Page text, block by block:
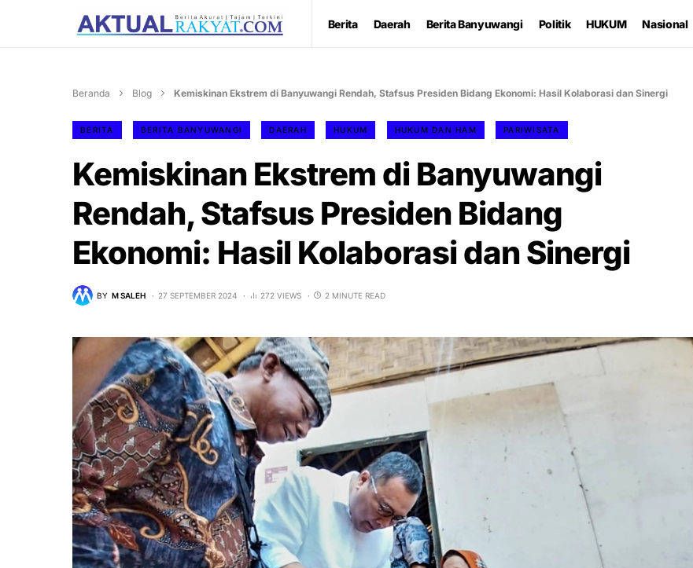
Berita Daerah Berita Banyuwangi Politik HUKUM Nasional
Beranda Blog Kemiskinan Ekstrem di Banyuwangi Rendah, Stafsus Presiden Bidang Ekonomi: Hasil Kolaborasi dan Sinergi
BERITA BERITA BANYUWANGI DAERAH HUKUM HUKUM DAN HAM PARIWISATA
Kemiskinan Ekstrem di Banyuwangi
Rendah, Stafsus Presiden Bidang
Ekonomi: Hasil Kolaborasi dan Sinergi
BY M SALEH 27 SEPTEMBER 2024 272 VIEWS 2 MINUTE READ